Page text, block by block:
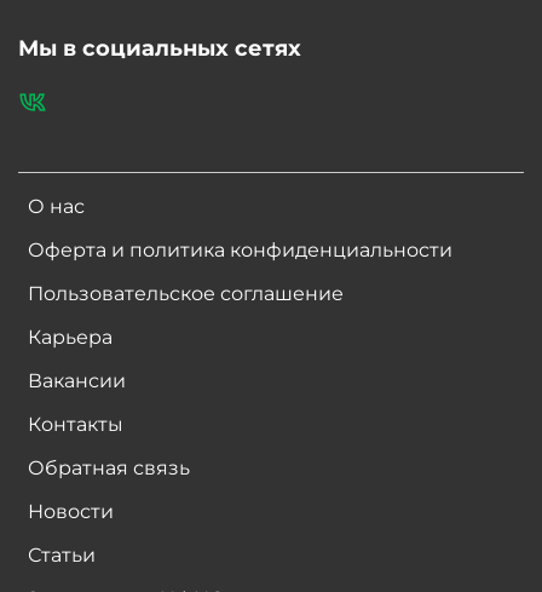
О нас
Оферта и политика конфиденциальности
Пользовательское соглашение
Карьера
Вакансии
Контакты
Обратная связь
Новости
Статьи
Мы в социальных сетях